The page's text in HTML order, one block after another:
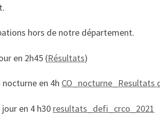
hors de notre département.
en 2h45 (Résultats)
nocturne en 4h CO_nocturne_Resultats
jour en 4 h30 resultats_defi_crco_2021